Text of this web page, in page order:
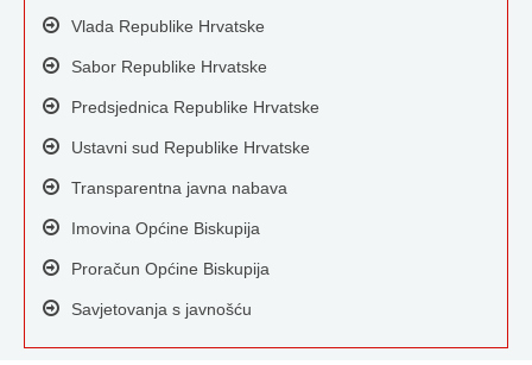
Vlada Republike Hrvatske
Sabor Republike Hrvatske
Predsjednica Republike Hrvatske
Ustavni sud Republike Hrvatske
Transparentna javna nabava
Imovina Općine Biskupija
Proračun Općine Biskupija
Savjetovanja s javnošću